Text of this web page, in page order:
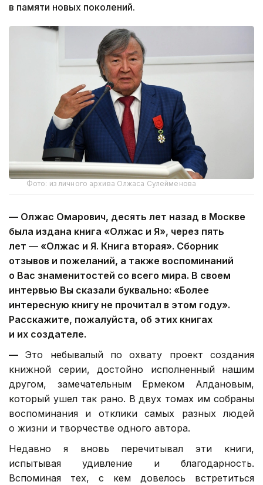
в памяти новых поколений.
Фото: из личного архива Олжаса Сулейменова
— Олжас Омарович, десять лет назад в Москве
была издана книга «Олжас и Я», через пять
лет — «Олжас и Я. Книга вторая». Сборник
отзывов и пожеланий, а также воспоминаний
о Вас знаменитостей со всего мира. В своем
интервью Вы сказали буквально: «Более
интересную книгу не прочитал в этом году».
Расскажите, пожалуйста, об этих книгах
и их создателе.
— Это небывалый по охвату проект создания
книжной серии, достойно исполненный нашим
другом, замечательным Ермеком Алдановым,
который ушел так рано. В двух томах им собраны
воспоминания и отклики самых разных людей
о жизни и творчестве одного автора.
Недавно я вновь перечитывал эти книги,
испытывая удивление и благодарность.
Вспоминая тех, с кем довелось встретиться